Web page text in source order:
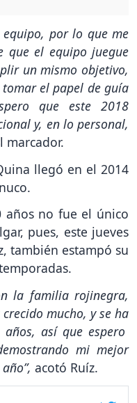
equipo, por lo que me
que el equipo juegue
un mismo objetivo,
el papel de guía
que este 2018
y, en lo personal,
marcador.
llegó en el 2014
años no fue el único
pues, este jueves
también estampó su
la familia rojinegra,
mucho, y se ha
así que espero
mi mejor
acotó Ruíz.